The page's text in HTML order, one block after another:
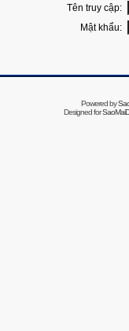
Tên truy cập:
Mật khẩu:
Powered by
Designed for